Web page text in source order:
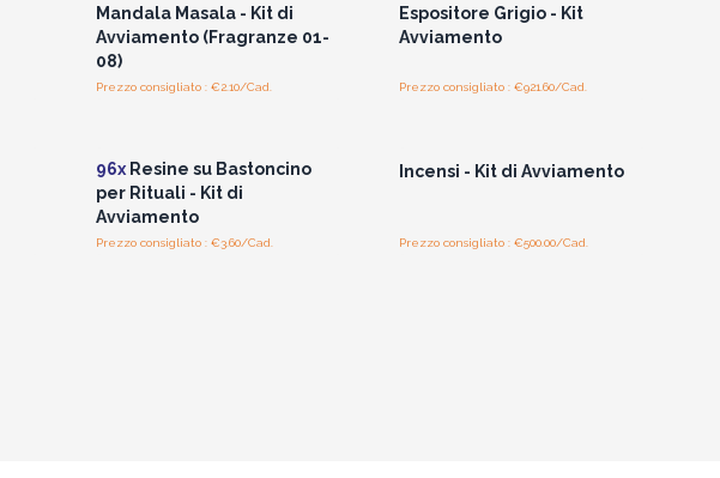
Mandala Masala - Kit di
Avviamento (Fragranze 01-
08)
Prezzo consigliato : €2.10/Cad.
Espositore Grigio - Kit
Avviamento
Prezzo consigliato : €921.60/Cad.
96xResine su Bastoncino
per Rituali - Kit di
Avviamento
Prezzo consigliato : €3.60/Cad.
Incensi - Kit di Avviamento
Prezzo consigliato : €500.00/Cad.